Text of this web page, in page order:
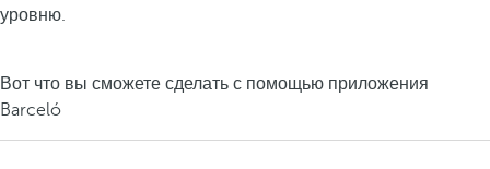
уровню.
Вот что вы сможете сделать с помощью приложения
Barceló